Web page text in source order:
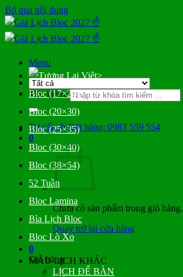
Bỏ qua nội dung
Menu
Tìm kiếm:
Tư vấn & Đặt hàng: 0983 559 554
0
Chưa có sản phẩm trong giỏ hàng.
Quay trở lại cửa hàng
0
Giỏ hàng
>
Bloc (17×24)
Bloc (20×30)
Bloc (25×35)
Bloc (30×40)
Bloc (38×54)
52 Tuần
Bloc Lamina
Bìa Lịch Bloc
Bloc Lò Xo
MẪU LỊCH KHÁC
LỊCH ĐỂ BÀN